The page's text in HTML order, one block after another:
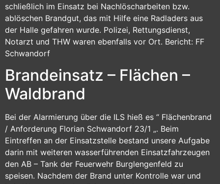
schließlich im Einsatz bei Nachlöscharbeiten bzw.
ablöschen Brandgut, das mit Hilfe eine Radladers aus
der Halle gefahren wurde. Polizei, Rettungsdienst,
Notarzt und THW waren ebenfalls vor Ort. Bericht: FF
Schwandorf
Brandeinsatz – Flächen –
Waldbrand
Bei der Alarmierung über die ILS hieß es “ Flächenbrand
/ Anforderung Florian Schwandorf 23/1 „. Beim
Eintreffen an der Einsatzstelle bestand unsere Aufgabe
darin mit weiteren wasserführenden Einsatzfahrzeugen
den AB – Tank der Feuerwehr Burglengenfeld zu
speisen. Nachdem der Brand unter Kontrolle war und